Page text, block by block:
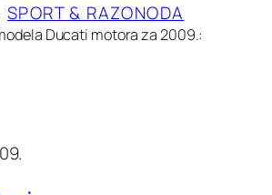
SPORT & RAZONODA
Ducati motora za 2009.: